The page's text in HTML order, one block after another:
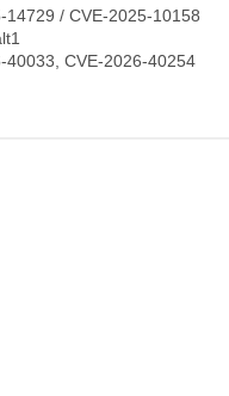
/ CVE-2025-10158
40033, CVE-2026-40254